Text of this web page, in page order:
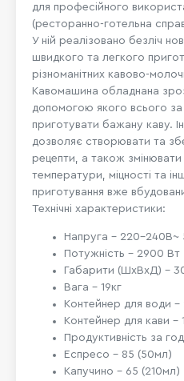
для професійного
(ресторанно-готельна
У ній реалізовано безліч
швидкого та легкого
різноманітних кавово-
Кавомашина обладнана
допомогою якого всього за
приготувати бажану каву.
дозволяє створювати та
рецепти, а також
температури, міцності та
приготування вже
Технічні характеристики:
Напруга - 220-240В~
Потужність - 2900 Вт
Габарити (ШхВхД) -
Вага - 19кг
Контейнер для води -
Контейнер для кави -
Продуктивність за
Еспресо – 85 (50мл)
Капучино – 65 (210мл)